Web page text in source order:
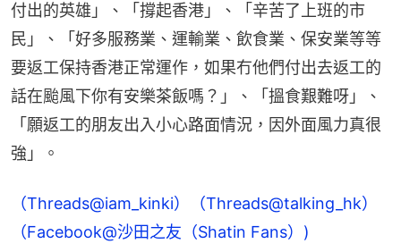
付出的英雄」、「撐起香港」、「辛苦了上班的市
民」、「好多服務業、運輸業、飲食業、保安業等等
要返工保持香港正常運作，如果冇他們付出去返工的
話在颱風下你有安樂茶飯嗎？」、「搵食艱難呀」、
「願返工的朋友出入小心路面情況，因外面風力真很
強」。
（Threads@iam_kinki）
（Threads@talking_hk）
（Facebook@沙田之友（Shatin Fans）)